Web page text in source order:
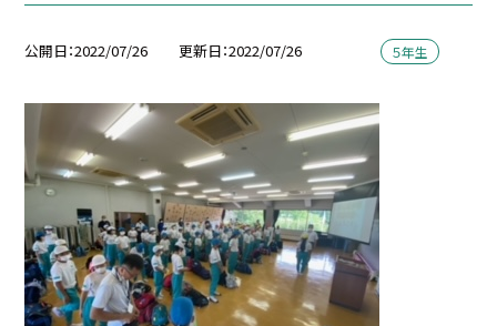
公開日 2022/07/26 更新日 2022/07/26 ５年生